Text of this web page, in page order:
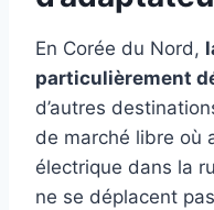
En Corée du Nord,
particulièrement
d’autres
de marché libre où
électrique dans la
ne se déplacent